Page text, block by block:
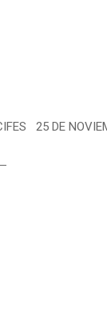
25 DE